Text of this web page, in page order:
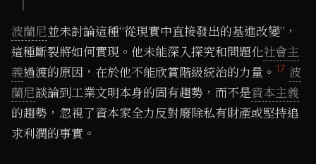
波蘭尼並未討論這種“從現實中直接發出的基進改變”，
這種斷裂將如何實現。他未能深入探究和問題化社會主
義過渡的原因，在於他不能欣賞階級統治的力量。 17 波
蘭尼談論到工業文明本身的固有趨勢，而不是資本主義
的趨勢，忽視了資本家全力反對廢除私有財產或堅持追
求利潤的事實。